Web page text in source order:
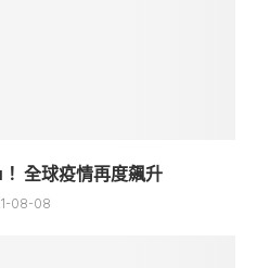
全球疫情再度飆升
08-08